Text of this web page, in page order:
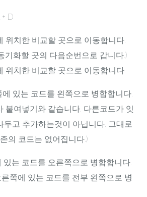
D
위치한 비교할 곳으로 이동합니다.
기화할 곳의 다음순번으로 갑니다.)
위치한 비교할 곳으로 이동합니다.
에 있는 코드를 왼쪽으로 병합합니다.
붙여넣기와 같습니다. 다른코드가 잇
두고 추가하는것이 아닙니다. 그대로
의 코드는 없어집니다.)
있는 코드를 오른쪽으로 병합합니다.
른쪽에 있는 코드를 전부 왼쪽으로 병